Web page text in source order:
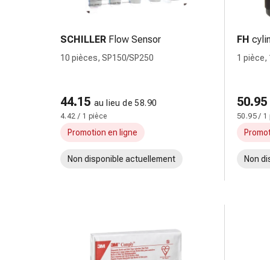
Hygiène
Cœur,
Cœur
Bas
de
et
Arrêter
SCHILLER Flow Sensor
10 pièces, SP150/SP250
44.15 au lieu de 58.90
4.42 / 1 pièce
Promotion en ligne
Non disponible actuellement
FH
1 pièce,
50.95
50.95 / 1
Non